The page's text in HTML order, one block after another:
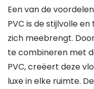
Een van de
PVC is de stijlvolle
zich meebrengt.
te combineren met
PVC, creëert deze
luxe in elke ruimte.